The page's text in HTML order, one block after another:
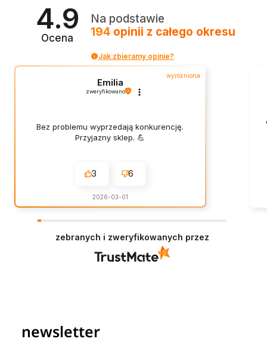
4.9
Ocena
Na podstawie
194opinii z całego okresu
Jak zbieramy opinie?
wyróżniona
Emilia
zweryfikowano
Bez problemu wyprzedają konkurencję.
Przyjazny sklep. 💪
3 6
2026-03-01
zebranych i zweryfikowanych przez
newsletter